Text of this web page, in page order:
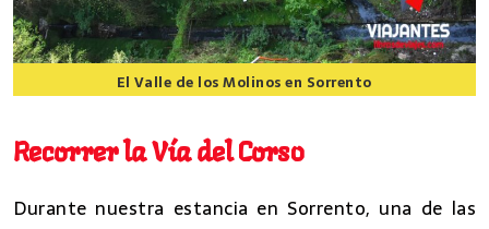
El Valle de los Molinos en Sorrento
Recorrer la Vía del Corso
Durante nuestra estancia en Sorrento, una de las